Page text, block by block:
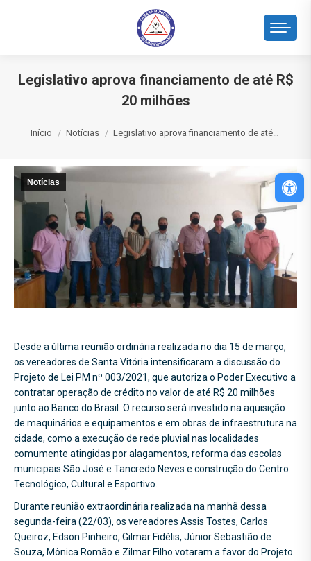
Legislativo aprova financiamento de até R$
20 milhões
Início Notícias Legislativo aprova financiamento de até…
Notícias
Desde a última reunião ordinária realizada no dia 15 de março,
os vereadores de Santa Vitória intensificaram a discussão do
Projeto de Lei PM nº 003/2021, que autoriza o Poder Executivo a
contratar operação de crédito no valor de até R$ 20 milhões
junto ao Banco do Brasil. O recurso será investido na aquisição
de maquinários e equipamentos e em obras de infraestrutura na
cidade, como a execução de rede pluvial nas localidades
comumente atingidas por alagamentos, reforma das escolas
municipais São José e Tancredo Neves e construção do Centro
Tecnológico, Cultural e Esportivo.
Durante reunião extraordinária realizada na manhã dessa
segunda-feira (22/03), os vereadores Assis Tostes, Carlos
Queiroz, Edson Pinheiro, Gilmar Fidélis, Júnior Sebastião de
Souza, Mônica Romão e Zilmar Filho votaram a favor do Projeto.